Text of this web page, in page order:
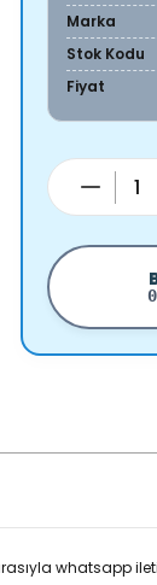
Marka
Stok Kodu
Fiyat